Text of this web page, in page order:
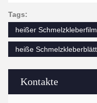
Kontakte
Tags:
heißer Schmelzkleberfilm
heiße